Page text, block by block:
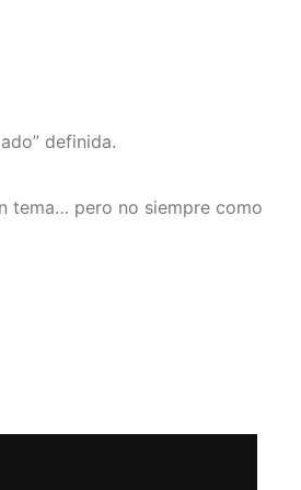
definida.
tema… pero no siempre como